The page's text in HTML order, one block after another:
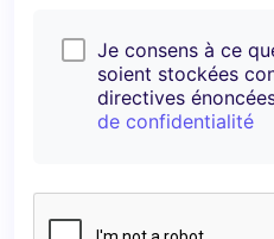
Je consens à ce
soient stockées
directives
de confidentialité